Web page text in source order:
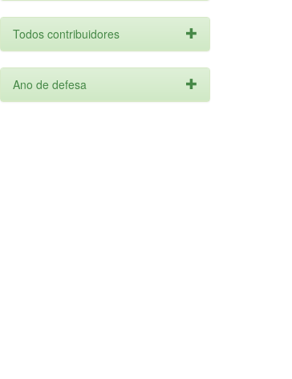
Todos contribuidores
Ano de defesa